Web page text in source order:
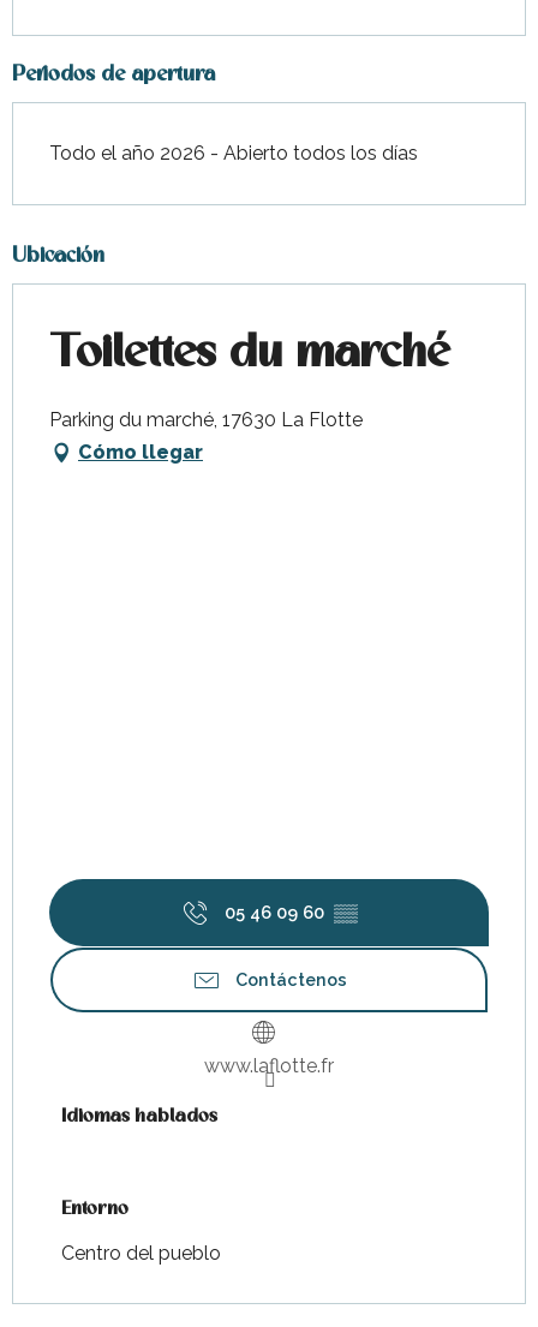
Periodos de apertura
Todo el año 2026 - Abierto todos los días
Ubicación
Toilettes du marché
Parking du marché, 17630 La Flotte
Cómo llegar
05 46 09 60 ▒▒
Contáctenos
www.laflotte.fr
Idiomas hablados
Idiomas hablados
Entorno
Entorno
Centro del pueblo